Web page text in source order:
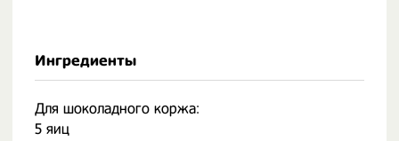
Ингредиенты
Для шоколадного коржа:
5 яиц